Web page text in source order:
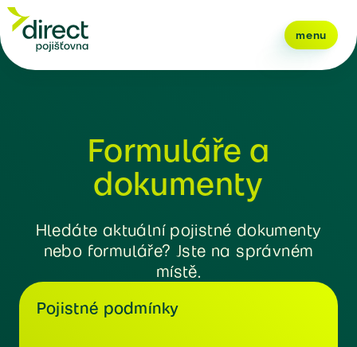
menu
Formuláře a
dokumenty
Hledáte aktuální pojistné dokumenty
nebo formuláře? Jste na správném
místě.
Pojistné podmínky